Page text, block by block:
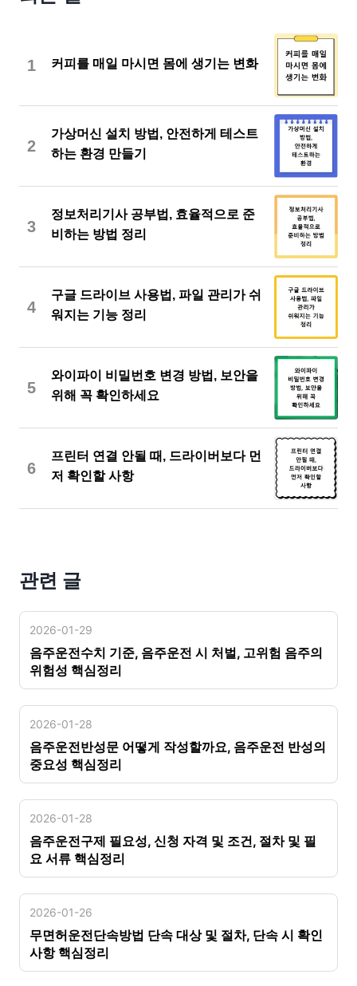
1 커피를 매일 마시면 몸에 생기는 변화
2
가상머신 설치 방법, 안전하게 테스트
하는 환경 만들기
3
정보처리기사 공부법, 효율적으로 준
비하는 방법 정리
4
구글 드라이브 사용법, 파일 관리가 쉬
워지는 기능 정리
5
와이파이 비밀번호 변경 방법, 보안을
위해 꼭 확인하세요
6
프린터 연결 안될 때, 드라이버보다 먼
저 확인할 사항
관련 글
2026-01-29
음주운전수치 기준, 음주운전 시 처벌, 고위험 음주의
위험성 핵심정리
2026-01-28
음주운전반성문 어떻게 작성할까요, 음주운전 반성의
중요성 핵심정리
2026-01-28
음주운전구제 필요성, 신청 자격 및 조건, 절차 및 필
요 서류 핵심정리
2026-01-26
무면허운전단속방법 단속 대상 및 절차, 단속 시 확인
사항 핵심정리